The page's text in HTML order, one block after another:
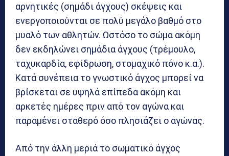
αρνητικές (σημάδι άγχους) σκέψεις και
ενεργοποιούνται σε πολύ μεγάλο βαθμό στο
μυαλό των αθλητών. Ωστόσο το σώμα ακόμη
δεν εκδηλώνει σημάδια άγχους (τρέμουλο,
ταχυκαρδία, εφίδρωση, στομαχικό πόνο κ.α.).
Κατά συνέπεια το γνωστικό άγχος μπορεί να
βρίσκεται σε υψηλά επίπεδα ακόμη και
αρκετές ημέρες πριν από τον αγώνα και
παραμένει σταθερό όσο πλησιάζει ο αγώνας.
Από την άλλη μεριά το σωματικό άγχος